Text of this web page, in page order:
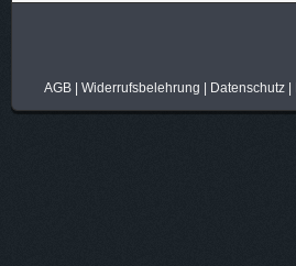
AGB| Widerrufsbelehrung Datenschutz|